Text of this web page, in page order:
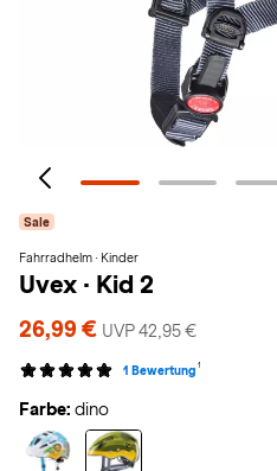
Sale
Fahrradhelm · Kinder
Uvex · Kid 2
26,99 € UVP 42,95 €
1 Bewertung 1
Farbe: dino